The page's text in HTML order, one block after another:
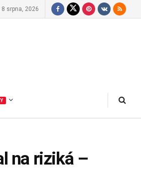
8 srpna, 2026
na riziká –